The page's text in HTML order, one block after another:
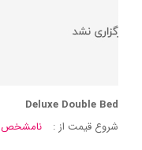
Deluxe Double Bed
شروع قیمت از :
نامشخص